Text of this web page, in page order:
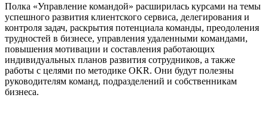
Полка «Управление командой» расширилась курсами на темы
успешного развития клиентского сервиса, делегирования и
контроля задач, раскрытия потенциала команды, преодоления
трудностей в бизнесе, управления удаленными командами,
повышения мотивации и составления работающих
индивидуальных планов развития сотрудников, а также
работы с целями по методике OKR. Они будут полезны
руководителям команд, подразделений и собственникам
бизнеса.